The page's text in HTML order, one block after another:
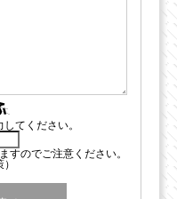
てください。
すのでご注意ください。